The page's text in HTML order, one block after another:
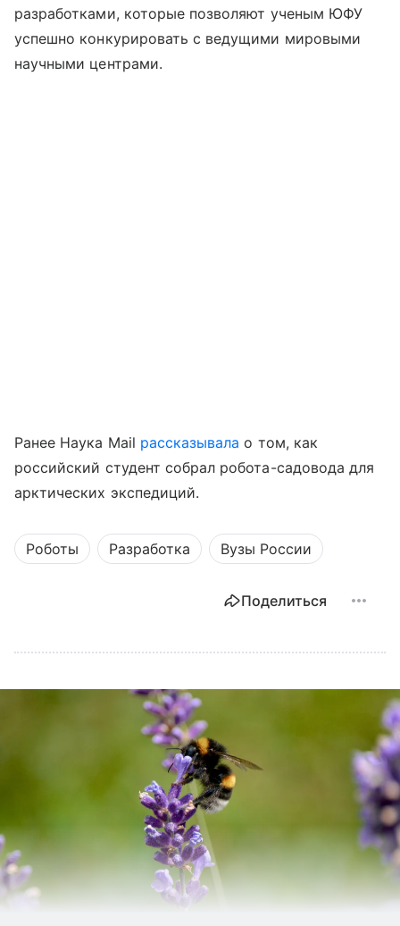
разработками, которые позволяют ученым ЮФУ
успешно конкурировать с ведущими мировыми
научными центрами.
Ранее Наука Mail рассказывала о том, как
российский студент собрал робота-садовода для
арктических экспедиций.
Роботы Разработка Вузы России
Поделиться